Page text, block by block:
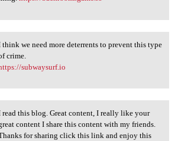
we need more
think we need more deterrents to prevent this type
crime.
subwaysurf.io
this blog. Great
read this blog. Great content, I really like your
content I share this content with my friends.
for sharing click this link and enjoy this